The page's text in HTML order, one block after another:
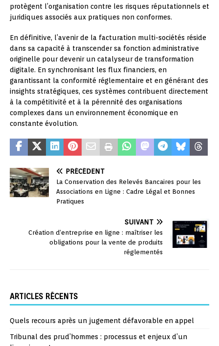
protègent l’organisation contre les risques réputationnels et
juridiques associés aux pratiques non conformes.
En définitive, l’avenir de la facturation multi-sociétés réside
dans sa capacité à transcender sa fonction administrative
originelle pour devenir un catalyseur de transformation
digitale. En synchronisant les flux financiers, en
garantissant la conformité réglementaire et en générant des
insights stratégiques, ces systèmes contribuent directement
à la compétitivité et à la pérennité des organisations
complexes dans un environnement économique en
constante évolution.
PRÉCÉDENT
La Conservation des Relevés Bancaires pour les
Associations en Ligne : Cadre Légal et Bonnes
Pratiques
SUIVANT
Création d’entreprise en ligne : maîtriser les
obligations pour la vente de produits
réglementés
ARTICLES RÉCENTS
Quels recours après un jugement défavorable en appel
Tribunal des prud’hommes : processus et enjeux d’un